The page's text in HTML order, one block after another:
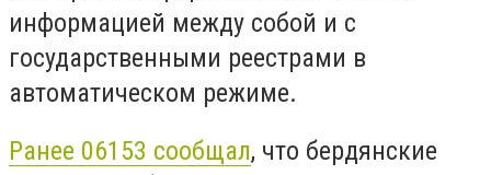
информацией между собой и с
государственными реестрами в
автоматическом режиме.
Ранее 06153 сообщал, что бердянские